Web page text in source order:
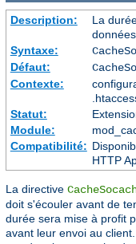
Description:
La
données
Syntaxe:
Défaut:
Contexte:
Statut:
Module:
Compatibilité:
HTTP
La directive
doit s'écouler avant de
durée sera mise à profit
avant leur envoi au